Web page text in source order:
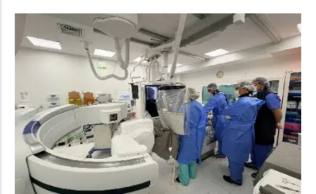
bola e pressionando o adversário em busca do primeiro
gol. A equipe brusquense...